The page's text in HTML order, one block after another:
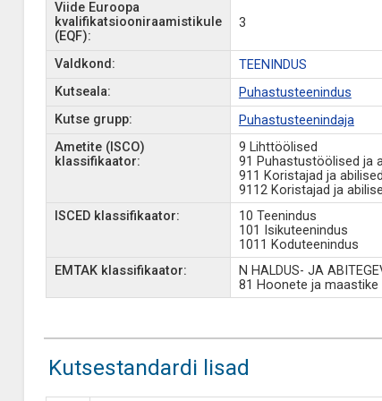
Viide Euroopa
kvalifikatsiooniraamistikule
(EQF):
3
Valdkond:
TEENINDUS
Kutseala:
Puhastusteenindus
Kutse grupp:
Puhastusteenindaja
Ametite (ISCO)
klassifikaator:
9 Lihttöölised
91 Puhastustöölised ja
911 Koristajad ja
9112 Koristajad ja
ISCED klassifikaator:
10 Teenindus
101 Isikuteenindus
1011 Koduteenindus
EMTAK klassifikaator:
N HALDUS- JA
81 Hoonete ja maastike
Kutsestandardi lisad